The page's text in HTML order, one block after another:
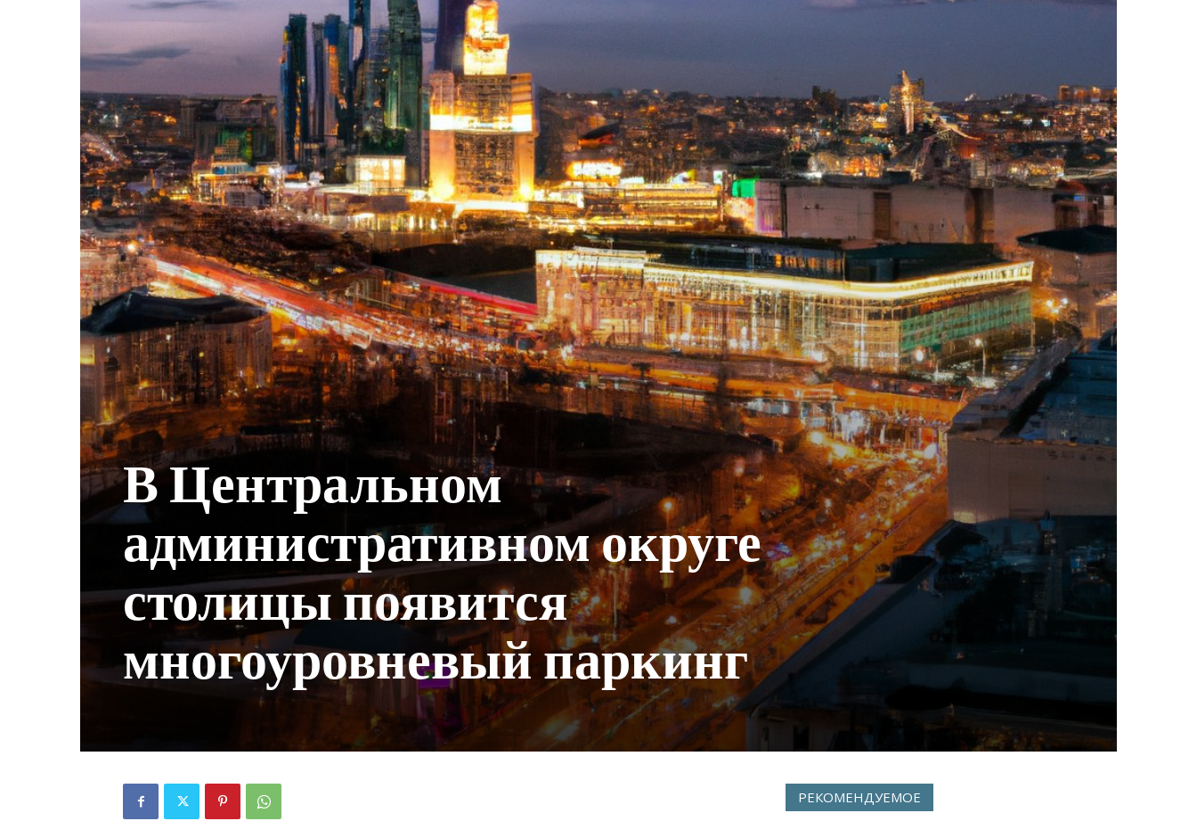
В Центральном
административном округе
столицы появится
многоуровневый паркинг
РЕКОМЕНДУЕМОЕ